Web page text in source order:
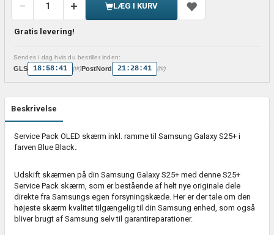
LÆG I KURV
Gratis levering!
Sendes i dag hvis du bestiller inden:
GLS 18:58:41 (tir)PostNord 21:28:41 (tir)
Beskrivelse
Service Pack OLED skærm inkl. ramme til Samsung Galaxy S25+ i
farven Blue Black.
Udskift skærmen på din Samsung Galaxy S25+ med denne S25+
Service Pack skærm, som er bestående af helt nye originale dele
direkte fra Samsungs egen forsyningskæde. Her er der tale om den
højeste skærm kvalitet tilgængelig til din Samsung enhed, som også
bliver brugt af Samsung selv til garantireparationer.